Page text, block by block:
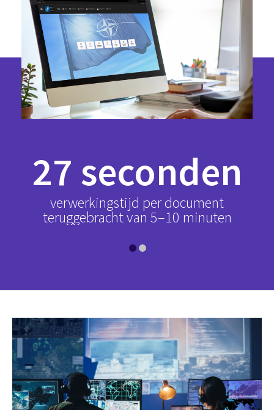
27 seconden
verwerkingstijd per document
teruggebracht van 5–10 minuten